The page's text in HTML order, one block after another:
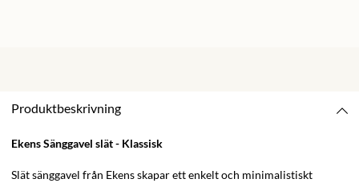
Produktbeskrivning
Ekens Sänggavel slät - Klassisk
Slät sänggavel från Ekens skapar ett enkelt och minimalistiskt